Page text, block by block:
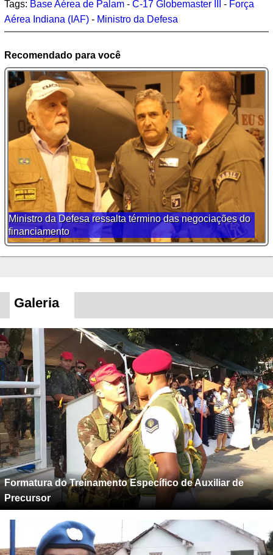
Tags: Base Aérea de Palam - C-17 Globemaster III - Força
Aérea Indiana (IAF) - Ministro da Defesa
Recomendado para você
Ministro da Defesa ressalta término das negociações do
financiamento
Galeria
Formatura do Treinamento Específico de Auxiliar de
Precursor